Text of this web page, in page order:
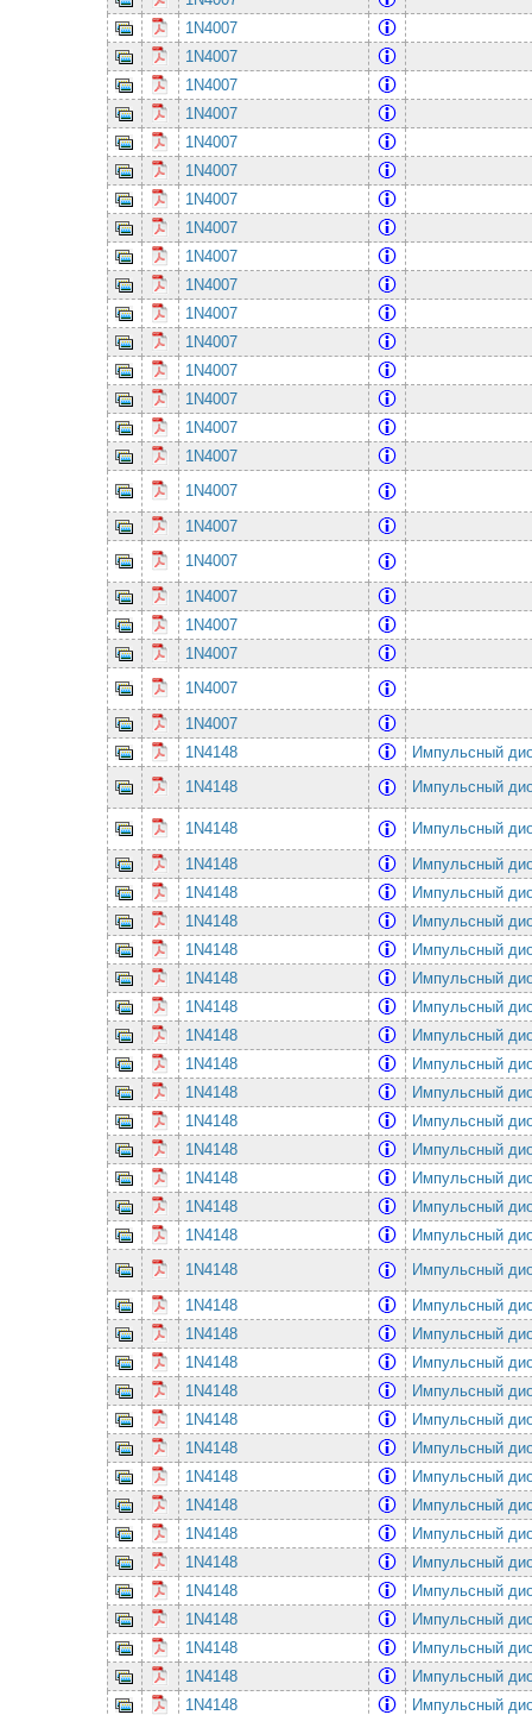
1N4007
1N4007
1N4007
1N4007
1N4007
1N4007
1N4007
1N4007
1N4007
1N4007
1N4007
1N4007
1N4007
1N4007
1N4007
1N4007
1N4007
1N4007
1N4007
1N4007
1N4007
1N4007
1N4007
1N4007
1N4148
Импульсный
1N4148
Импульсный
1N4148
Импульсный
1N4148
Импульсный
1N4148
Импульсный
1N4148
Импульсный
1N4148
Импульсный
1N4148
Импульсный
1N4148
Импульсный
1N4148
Импульсный
1N4148
Импульсный
1N4148
Импульсный
1N4148
Импульсный
1N4148
Импульсный
1N4148
Импульсный
1N4148
Импульсный
1N4148
Импульсный
1N4148
Импульсный
1N4148
Импульсный
1N4148
Импульсный
1N4148
Импульсный
1N4148
Импульсный
1N4148
Импульсный
1N4148
Импульсный
1N4148
Импульсный
1N4148
Импульсный
1N4148
Импульсный
1N4148
Импульсный
1N4148
Импульсный
1N4148
Импульсный
1N4148
Импульсный
1N4148
Импульсный
1N4148
Импульсный